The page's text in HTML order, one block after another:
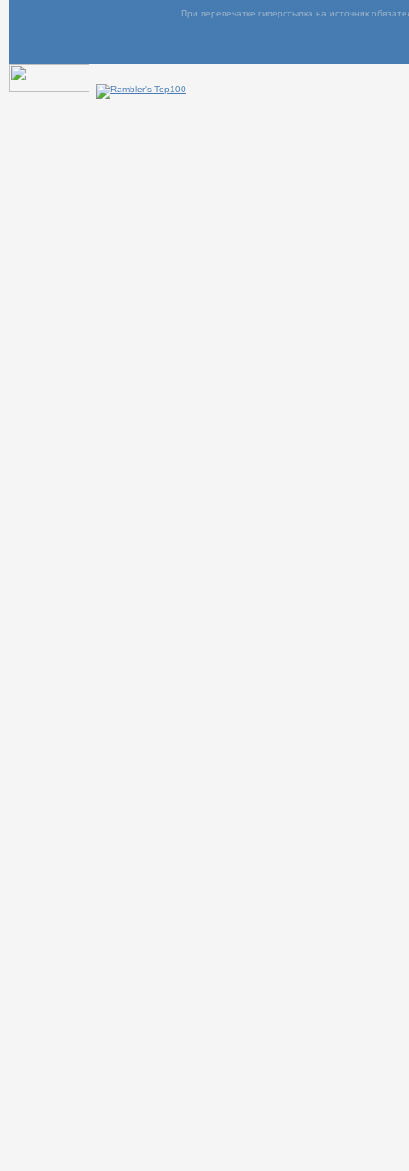
При перепечатке гиперссылка на источник